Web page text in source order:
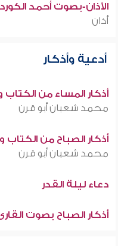
الأذان-بصوت أحمد
أذان
أدعية وأذكار
أذكار المساء من الكتاب
محمد شعبان أبو قرن
أذكار الصباح من الكتاب
محمد شعبان أبو قرن
دعاء ليلة القدر
أذكار الصباح بصوت